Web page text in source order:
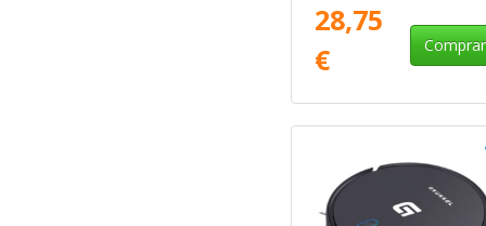
28,75
€
Comprar